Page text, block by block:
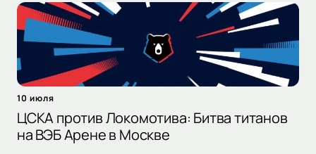
10 июля
ЦСКА против Локомотива: Битва титанов
на ВЭБ Арене в Москве